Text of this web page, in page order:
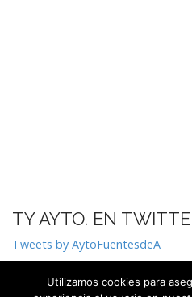
TY AYTO. EN
Tweets by AytoFuentesdeA
Utilizamos cookies para